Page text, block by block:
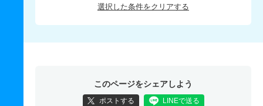
選択した条件をクリアする
このページをシェアしよう
ポストする LINEで送る